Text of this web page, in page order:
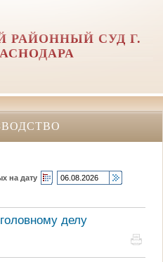
РАЙОННЫЙ СУД Г.
на дату
делу